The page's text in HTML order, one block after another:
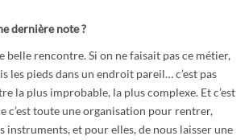
dernière note ?
belle rencontre. Si on ne faisait pas ce métier,
les pieds dans un endroit pareil… c’est pas
la plus improbable, la plus complexe. Et c’est
c’est toute une organisation pour rentrer,
instruments, et pour elles, de nous laisser une